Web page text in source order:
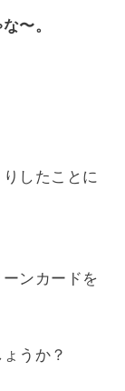
〜。
したことに
ンカードを
うか？